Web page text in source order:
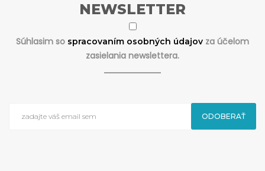
NEWSLETTER
Súhlasim so spracovaním osobných údajov za účelom
zasielania newslettera.
ODOBERAŤ